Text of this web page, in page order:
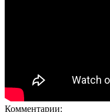
Комментарии: